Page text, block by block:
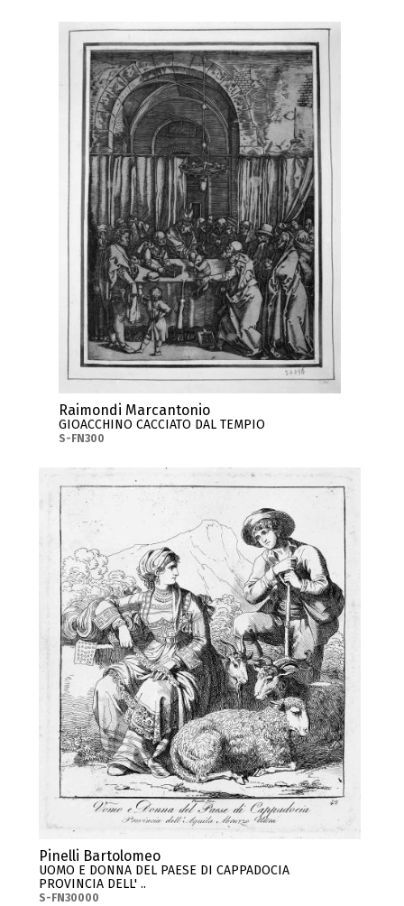
Raimondi Marcantonio
GIOACCHINO CACCIATO DAL TEMPIO
S-FN300
Pinelli Bartolomeo
UOMO E DONNA DEL PAESE DI CAPPADOCIA
PROVINCIA DELL' ..
S-FN30000